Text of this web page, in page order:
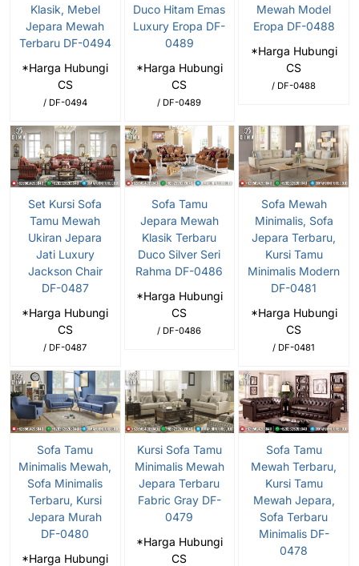
Klasik, Mebel
Jepara Mewah
Terbaru DF-0494
*Harga Hubungi
CS
/ DF-0494
Duco Hitam Emas
Luxury Eropa DF-
0489
*Harga Hubungi
CS
/ DF-0489
Mewah Model
Eropa DF-0488
*Harga Hubungi
CS
/ DF-0488
Set Kursi Sofa
Tamu Mewah
Ukiran Jepara
Jati Luxury
Jackson Chair
DF-0487
*Harga Hubungi
CS
/ DF-0487
Sofa Tamu
Jepara Mewah
Klasik Terbaru
Duco Silver Seri
Rahma DF-0486
*Harga Hubungi
CS
/ DF-0486
Sofa Mewah
Minimalis, Sofa
Jepara Terbaru,
Kursi Tamu
Minimalis Modern
DF-0481
*Harga Hubungi
CS
/ DF-0481
Sofa Tamu
Minimalis Mewah,
Sofa Minimalis
Terbaru, Kursi
Jepara Murah
DF-0480
*Harga Hubungi
Kursi Sofa Tamu
Minimalis Mewah
Jepara Terbaru
Fabric Gray DF-
0479
*Harga Hubungi
CS
Sofa Tamu
Mewah Terbaru,
Kursi Tamu
Mewah Jepara,
Sofa Terbaru
Minimalis DF-
0478